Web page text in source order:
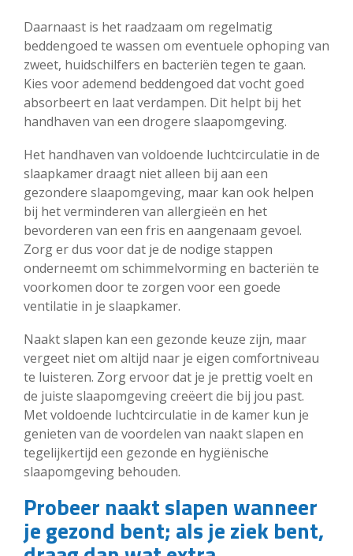
Daarnaast is het raadzaam om regelmatig
beddengoed te wassen om eventuele ophoping van
zweet, huidschilfers en bacteriën tegen te gaan.
Kies voor ademend beddengoed dat vocht goed
absorbeert en laat verdampen. Dit helpt bij het
handhaven van een drogere slaapomgeving.
Het handhaven van voldoende luchtcirculatie in de
slaapkamer draagt niet alleen bij aan een
gezondere slaapomgeving, maar kan ook helpen
bij het verminderen van allergieën en het
bevorderen van een fris en aangenaam gevoel.
Zorg er dus voor dat je de nodige stappen
onderneemt om schimmelvorming en bacteriën te
voorkomen door te zorgen voor een goede
ventilatie in je slaapkamer.
Naakt slapen kan een gezonde keuze zijn, maar
vergeet niet om altijd naar je eigen comfortniveau
te luisteren. Zorg ervoor dat je je prettig voelt en
de juiste slaapomgeving creëert die bij jou past.
Met voldoende luchtcirculatie in de kamer kun je
genieten van de voordelen van naakt slapen en
tegelijkertijd een gezonde en hygiënische
slaapomgeving behouden.
Probeer naakt slapen wanneer
je gezond bent; als je ziek bent,